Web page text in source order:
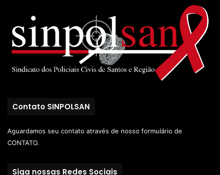
Contato SINPOLSAN
Aguardamos seu contato através de nosso formulário de
CONTATO.
Siga nossas Redes Sociais